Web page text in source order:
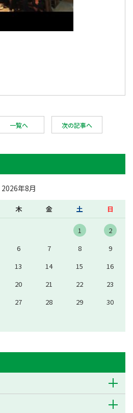
一覧へ 次の記事へ
2026年8月
木 金 土 日
1
2
6 7 8
9
13 14 15
16
20 21 22
23
27 28 29
30